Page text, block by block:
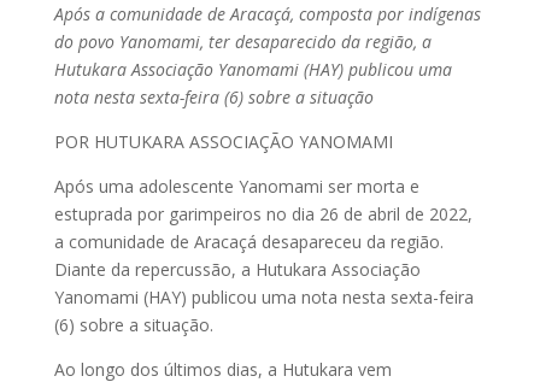
Após a comunidade de Aracaçá, composta por indígenas
do povo Yanomami, ter desaparecido da região, a
Hutukara Associação Yanomami (HAY) publicou uma
nota nesta sexta-feira (6) sobre a situação
POR HUTUKARA ASSOCIAÇÃO YANOMAMI
Após uma adolescente Yanomami ser morta e
estuprada por garimpeiros no dia 26 de abril de 2022,
a comunidade de Aracaçá desapareceu da região.
Diante da repercussão, a Hutukara Associação
Yanomami (HAY) publicou uma nota nesta sexta-feira
(6) sobre a situação.
Ao longo dos últimos dias, a Hutukara vem